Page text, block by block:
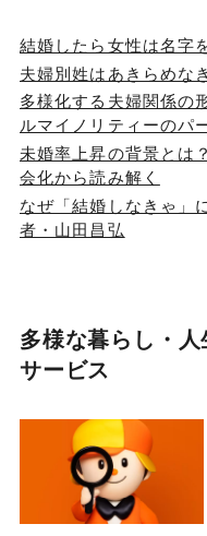
結婚したら女性は名字
夫婦別姓はあきらめな
多様化する夫婦関係の
ルマイノリティーのパ
未婚率上昇の背景とは
会化から読み解く
なぜ「結婚しなきゃ」
者・山田昌弘
多様な暮らし・
サービス